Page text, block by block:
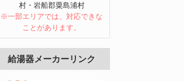
村・岩船郡粟島浦村
※一部エリアでは、対応できな
ことがあります。
給湯器メーカーリンク